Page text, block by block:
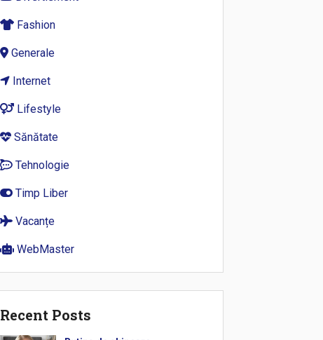
Fashion
Generale
Internet
Lifestyle
Sănătate
Tehnologie
Timp Liber
Vacanțe
WebMaster
Recent Posts